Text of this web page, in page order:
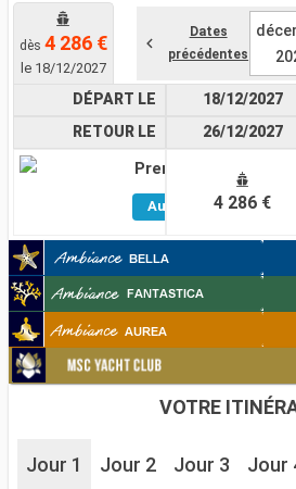
dès 4 286 €
le 18/12/2027
Dates
précédentes
DÉPART LE
RETOUR LE
Premium
Autres
18/12/2027
26/12/2027
4 286 €
VOTRE
Jour 1 Jour 2 Jour 3 Jour